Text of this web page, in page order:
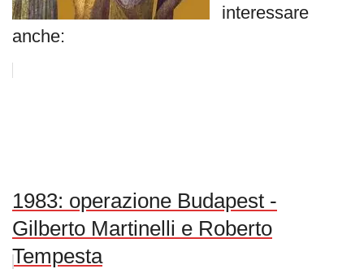
interessare
anche:
1983: operazione Budapest -
Gilberto Martinelli e Roberto
Tempesta